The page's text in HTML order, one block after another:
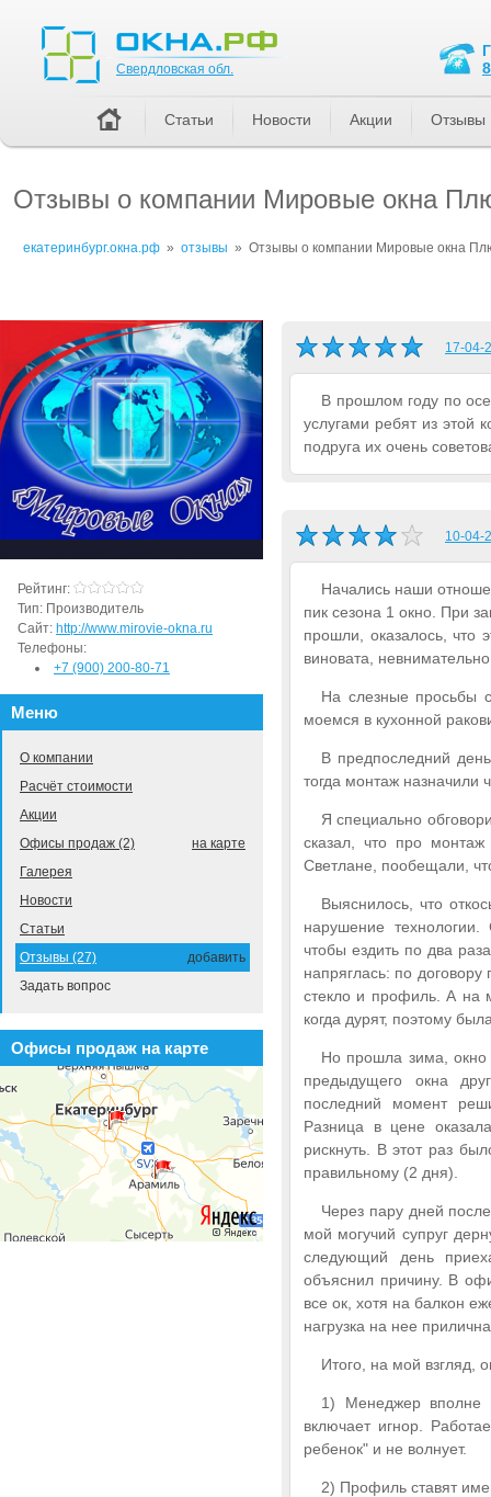
Отзывы о компании Мировые окна
екатеринбург.окна.рф » отзывы » Отзывы о компании Мировые окна
17-04-
В прошлом году по
услугами ребят из этой
подруга их очень
10-04-
Начались наши
пик сезона 1 окно. При
прошли, оказалось,
виновата,
На слезные просьбы
моемся в кухонной
В предпоследний
тогда монтаж назначили
Я специально
сказал, что про
Светлане, пообещали,
Выяснилось, что
нарушение
чтобы ездить по два
напряглась: по договору
стекло и профиль. А на
когда дурят, поэтому
Но прошла зима, окно
предыдущего окна
последний момент
Разница в цене
рискнуть. В этот раз
правильному (2 дня).
Через пару дней
мой могучий супруг
следующий день
объяснил причину. В
все ок, хотя на балкон
нагрузка на нее
Итого, на мой взгляд,
1) Менеджер вполне
включает игнор.
ребенок" и не волнует.
2) Профиль ставят
Рейтинг:
Тип: Производитель
Сайт: http://www.mirovie-okna.ru
Телефоны:
+7 (900) 200-80-71
Меню
О компании
Расчёт стоимости
Акции
на карте
Офисы продаж (2)
Галерея
Новости
Статьи
добавить
Отзывы (27)
Задать вопрос
Офисы продаж на карте
Свердловская обл.
Статьи Новости Акции Отзывы